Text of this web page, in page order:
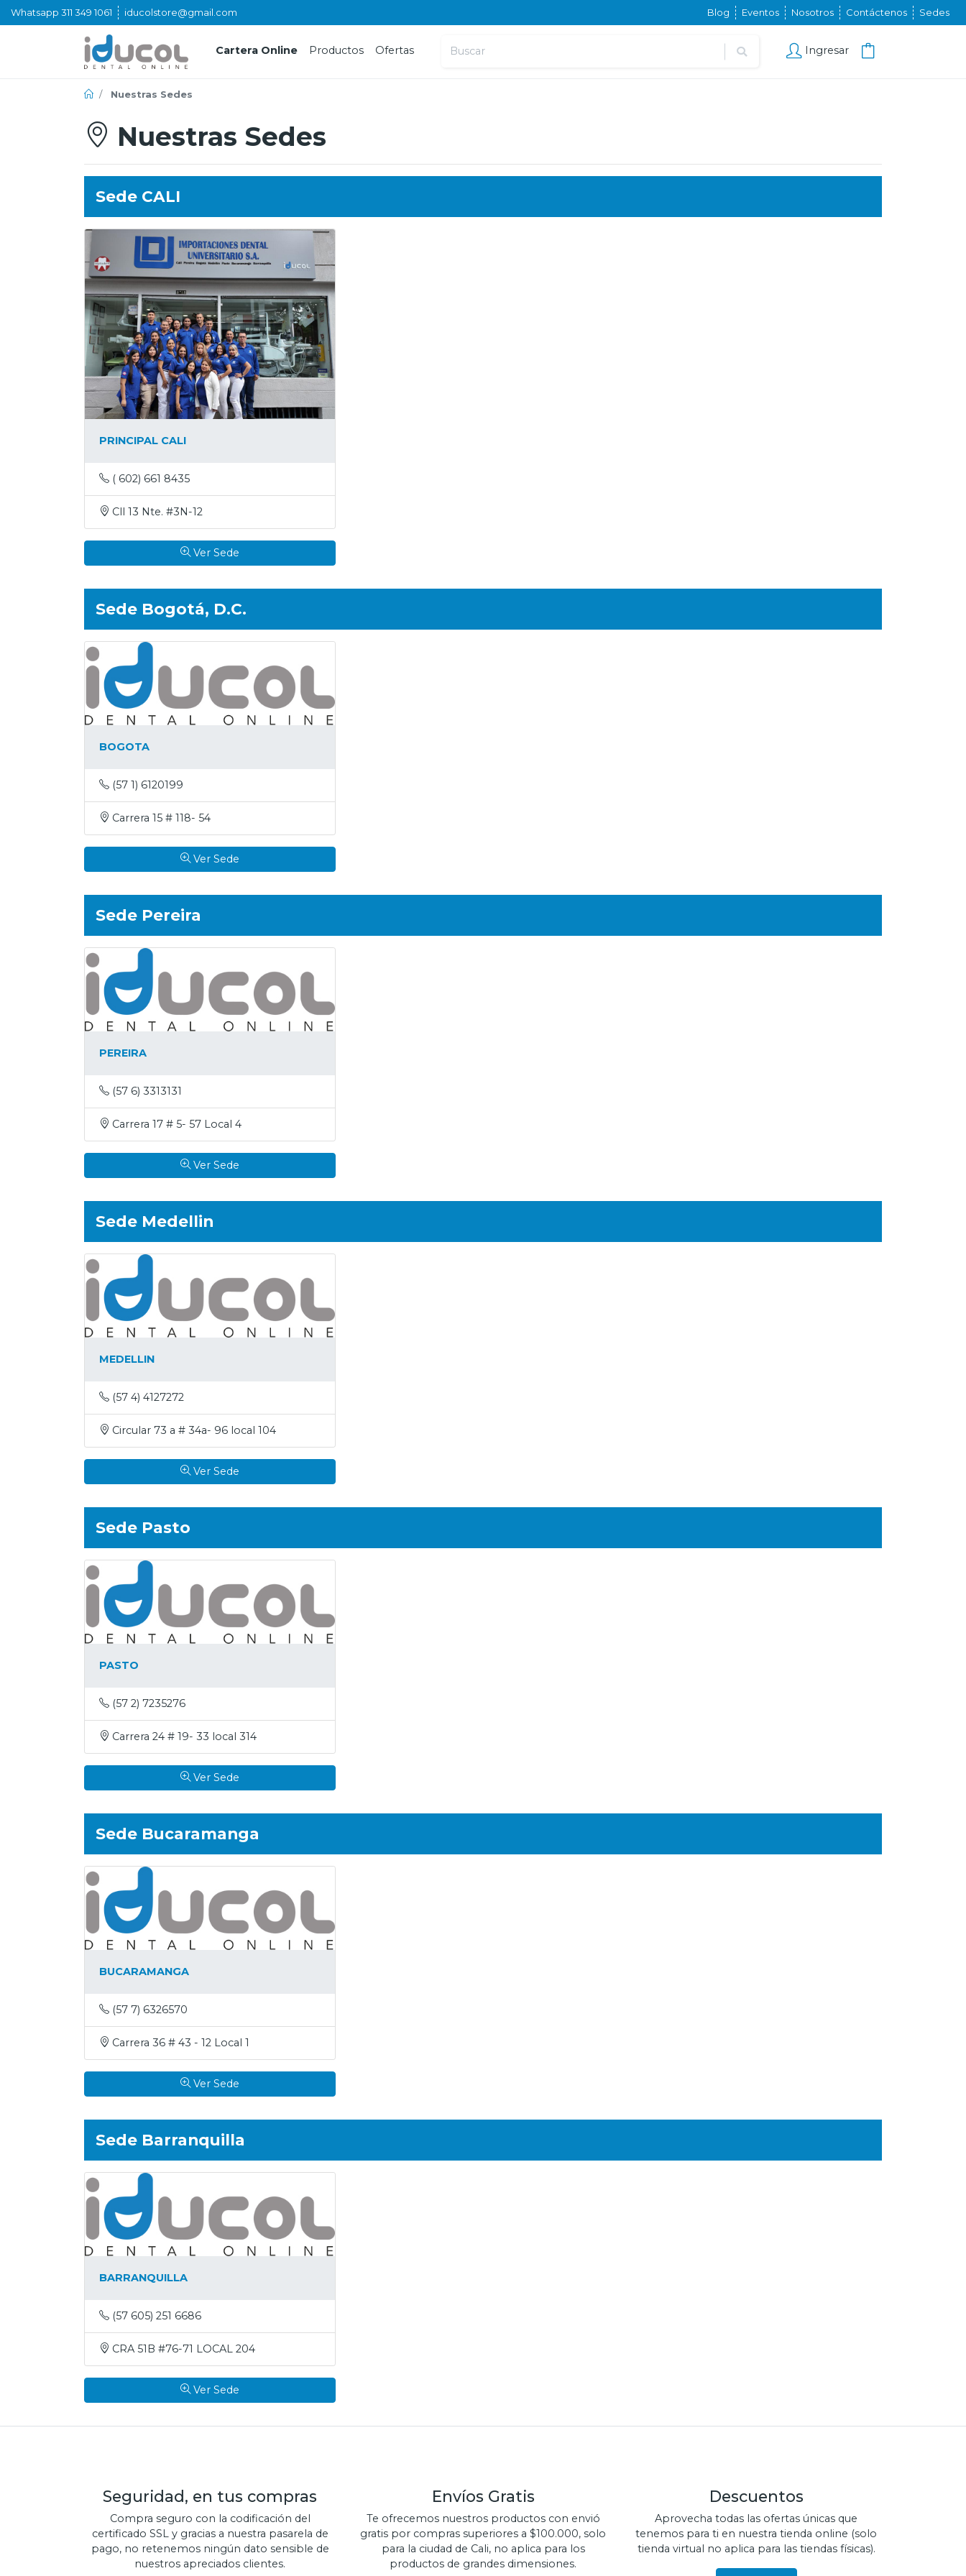
Whatsapp 311 349 1061 iducolstore@gmail.com Blog Eventos Nosotros Contáctenos Sedes
Cartera Online Productos Ofertas Ingresar
Nuestras Sedes
Nuestras Sedes
Sede CALI
PRINCIPAL CALI
( 602) 661 8435
Cll 13 Nte. #3N-12
Ver Sede
Sede Bogotá, D.C.
BOGOTA
(57 1) 6120199
Carrera 15 # 118- 54
Ver Sede
Sede Pereira
PEREIRA
(57 6) 3313131
Carrera 17 # 5- 57 Local 4
Ver Sede
Sede Medellin
MEDELLIN
(57 4) 4127272
Circular 73 a # 34a- 96 local 104
Ver Sede
Sede Pasto
PASTO
(57 2) 7235276
Carrera 24 # 19- 33 local 314
Ver Sede
Sede Bucaramanga
BUCARAMANGA
(57 7) 6326570
Carrera 36 # 43 - 12 Local 1
Ver Sede
Sede Barranquilla
BARRANQUILLA
(57 605) 251 6686
CRA 51B #76-71 LOCAL 204
Ver Sede
Seguridad, en tus compras
Compra seguro con la codificación del
certificado SSL y gracias a nuestra pasarela de
pago, no retenemos ningún dato sensible de
nuestros apreciados clientes.
Envíos Gratis
Te ofrecemos nuestros productos con envió
gratis por compras superiores a $100.000, solo
para la ciudad de Cali, no aplica para los
productos de grandes dimensiones.
Descuentos
Aprovecha todas las ofertas únicas que
tenemos para ti en nuestra tienda online (solo
tienda virtual no aplica para las tiendas físicas).